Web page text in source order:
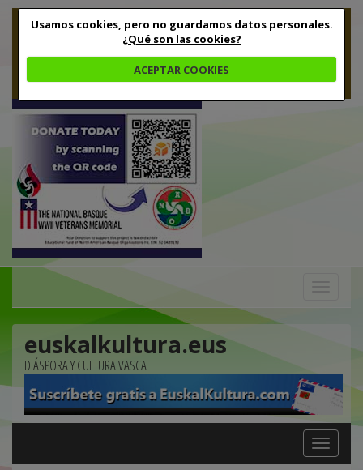
Usamos cookies, pero no guardamos datos personales.
¿Qué son las cookies?
ACEPTAR COOKIES
euskalkultura.eus
DIÁSPORA Y CULTURA VASCA
Toggle
navigation